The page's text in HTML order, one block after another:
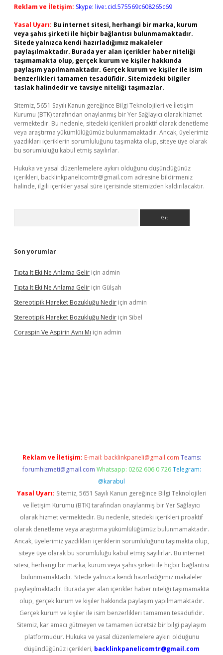
Reklam ve İletişim: Skype: live:.cid.575569c608265c69
Yasal Uyarı: Bu internet sitesi, herhangi bir marka, kurum
veya şahıs şirketi ile hiçbir bağlantısı bulunmamaktadır.
Sitede yalnızca kendi hazırladığımız makaleler
paylaşılmaktadır. Burada yer alan içerikler haber niteliği
taşımamakta olup, gerçek kurum ve kişiler hakkında
paylaşım yapılmamaktadır. Gerçek kurum ve kişiler ile isim
benzerlikleri tamamen tesadüfidir. Sitemizdeki bilgiler
taslak halindedir ve tavsiye niteliği taşımazlar.
Sitemiz, 5651 Sayılı Kanun gereğince Bilgi Teknolojileri ve İletişim
Kurumu (BTK) tarafından onaylanmış bir Yer Sağlayıcı olarak hizmet
vermektedir. Bu nedenle, sitedeki içerikleri proaktif olarak denetleme
veya araştırma yükümlülüğümüz bulunmamaktadır. Ancak, üyelerimiz
yazdıkları içeriklerin sorumluluğunu taşımakta olup, siteye üye olarak
bu sorumluluğu kabul etmiş sayılırlar.
Hukuka ve yasal düzenlemelere aykırı olduğunu düşündüğünüz
içerikleri, backlinkpanelicomtr@gmail.com adresine bildirmeniz
halinde, ilgili içerikler yasal süre içerisinde sitemizden kaldırılacaktır.
Son yorumlar
Tıpta It Eki Ne Anlama Gelir için admin
Tıpta It Eki Ne Anlama Gelir için Gülşah
Stereotipik Hareket Bozukluğu Nedir için admin
Stereotipik Hareket Bozukluğu Nedir için Sibel
Coraspin Ve Aspirin Aynı Mı için admin
Reklam ve İletişim: E-mail: backlinkpaneli@gmail.com Teams:
forumhizmeti@gmail.com Whatsapp: 0262 606 0 726 Telegram:
@karabul
Yasal Uyarı: Sitemiz, 5651 Sayılı Kanun gereğince Bilgi Teknolojileri
ve İletişim Kurumu (BTK) tarafından onaylanmış bir Yer Sağlayıcı
olarak hizmet vermektedir. Bu nedenle, sitedeki içerikleri proaktif
olarak denetleme veya araştırma yükümlülüğümüz bulunmamaktadır.
Ancak, üyelerimiz yazdıkları içeriklerin sorumluluğunu taşımakta olup,
siteye üye olarak bu sorumluluğu kabul etmiş sayılırlar. Bu internet
sitesi, herhangi bir marka, kurum veya şahıs şirketi ile hiçbir bağlantısı
bulunmamaktadır. Sitede yalnızca kendi hazırladığımız makaleler
paylaşılmaktadır. Burada yer alan içerikler haber niteliği taşımamakta
olup, gerçek kurum ve kişiler hakkında paylaşım yapılmamaktadır.
Gerçek kurum ve kişiler ile isim benzerlikleri tamamen tesadüfidir.
Sitemiz, kar amacı gütmeyen ve tamamen ücretsiz bir bilgi paylaşım
platformudur. Hukuka ve yasal düzenlemelere aykırı olduğunu
düşündüğünüz içerikleri, backlinkpanelicomtr@gmail.com